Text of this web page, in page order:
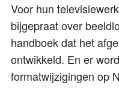
Voor hun
bijgepraat over
handboek dat het
ontwikkeld. En er
formatwijzigingen op